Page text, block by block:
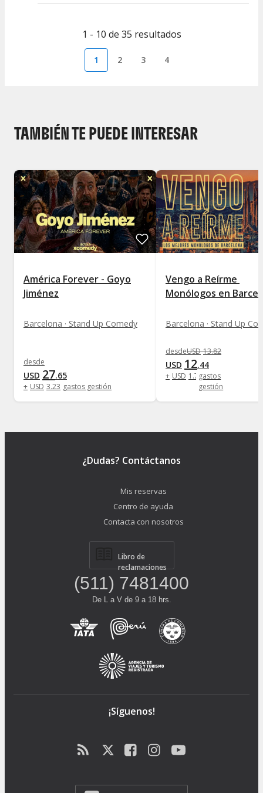
1 - 10 de 35 resultados
1 2 3 4
TAMBIÉN TE PUEDE INTERESAR
América Forever - Goyo
Jiménez
Barcelona · Stand Up Comedy
desde
USD 27.65
+ USD 3.23 gastos gestión
Vengo a Reírme 
Monólogos en
Barcelona · Stand Up
desdeUSD 13.82
USD 12.44
+ USD 1 .73gastos
gestión
¿Dudas? Contáctanos
Mis reservas
Centro de ayuda
Contacta con nosotros
Libro de
reclamaciones
(511) 7481400
De L a V de 9 a 18 hrs.
¡Síguenos!